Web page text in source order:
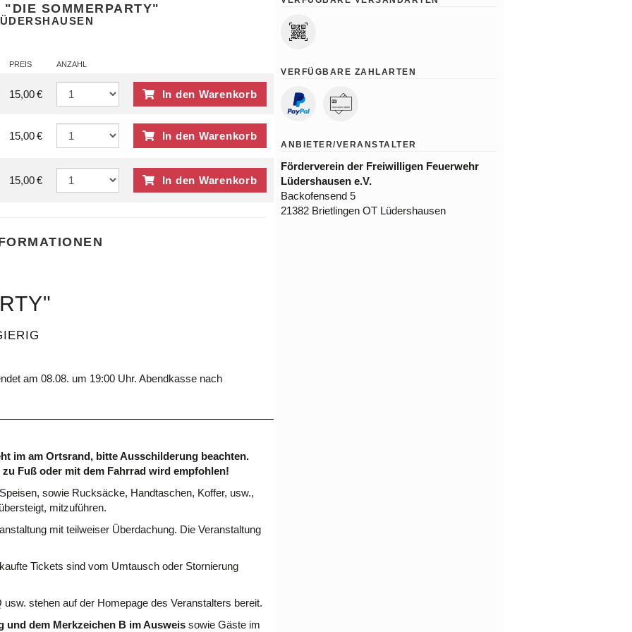
"DIE SOMMERPARTY"
PREIS ANZAHL
15,00 € In den Warenkorb
15,00 € In den Warenkorb
15,00 € In den Warenkorb
am 08.08. um 19:00 Uhr. Abendkasse nach
im am Ortsrand, bitte Ausschilderung beachten.
Fuß oder mit dem Fahrrad wird empfohlen!
sowie Rucksäcke, Handtaschen, Koffer, usw.,
mitzuführen.
mit teilweiser Überdachung. Die Veranstaltung
Tickets sind vom Umtausch oder Stornierung
stehen auf der Homepage des Veranstalters bereit.
und dem Merkzeichen B im Ausweis sowie Gäste im
VERFÜGBARE ZAHLARTEN
ANBIETER/VERANSTALTER
Förderverein der Freiwilligen Feuerwehr
Lüdershausen e.V.
Backofensend 5
21382 Brietlingen OT Lüdershausen